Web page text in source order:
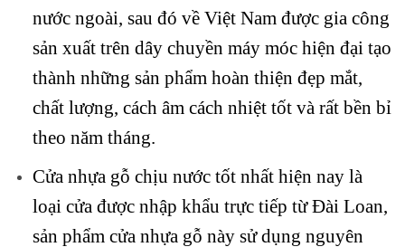
nước ngoài, sau đó về Việt Nam được gia công
sản xuất trên dây chuyền máy móc hiện đại tạo
thành những sản phẩm hoàn thiện đẹp mắt,
chất lượng, cách âm cách nhiệt tốt và rất bền bỉ
theo năm tháng.
Cửa nhựa gỗ chịu nước tốt nhất hiện nay là
loại cửa được nhập khẩu trực tiếp từ Đài Loan,
sản phẩm cửa nhựa gỗ này sử dụng nguyên